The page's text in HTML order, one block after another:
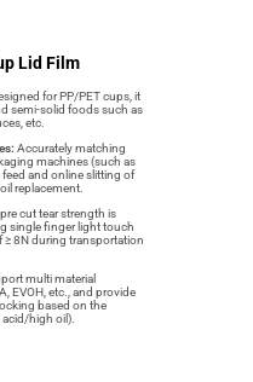
Lid Film
for PP/PET cups, it
semi-solid foods such as
etc.
: Accurately matching
machines (such as
and online slitting of
replacement.
cut tear strength is
single finger light touch
8N during transportation
multi material
EVOH, etc., and provide
based on the
acid/high oil).